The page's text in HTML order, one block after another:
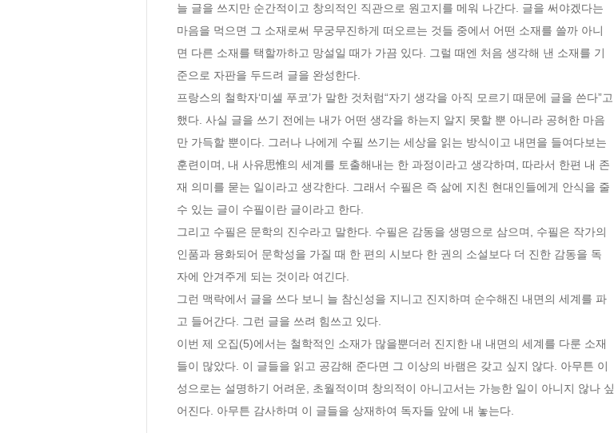
늘 글을 쓰지만 순간적이고 창의적인 직관으로 원고지를 메워 나간다. 글을 써야겠다는
마음을 먹으면 그 소재로써 무궁무진하게 떠오르는 것들 중에서 어떤 소재를 쓸까 아니
면 다른 소재를 택할까하고 망설일 때가 가끔 있다. 그럴 때엔 처음 생각해 낸 소재를 기
준으로 자판을 두드려 글을 완성한다.
프랑스의 철학자‘미셀 푸코’가 말한 것처럼“자기 생각을 아직 모르기 때문에 글을 쓴다”고
했다. 사실 글을 쓰기 전에는 내가 어떤 생각을 하는지 알지 못할 뿐 아니라 공허한 마음
만 가득할 뿐이다. 그러나 나에게 수필 쓰기는 세상을 읽는 방식이고 내면을 들여다보는
훈련이며, 내 사유思惟의 세계를 토출해내는 한 과정이라고 생각하며, 따라서 한편 내 존
재 의미를 묻는 일이라고 생각한다. 그래서 수필은 즉 삶에 지친 현대인들에게 안식을 줄
수 있는 글이 수필이란 글이라고 한다.
그리고 수필은 문학의 진수라고 말한다. 수필은 감동을 생명으로 삼으며, 수필은 작가의
인품과 융화되어 문학성을 가질 때 한 편의 시보다 한 권의 소설보다 더 진한 감동을 독
자에 안겨주게 되는 것이라 여긴다.
그런 맥락에서 글을 쓰다 보니 늘 참신성을 지니고 진지하며 순수해진 내면의 세계를 파
고 들어간다. 그런 글을 쓰려 힘쓰고 있다.
이번 제 오집(5)에서는 철학적인 소재가 많을뿐더러 진지한 내 내면의 세계를 다룬 소재
들이 많았다. 이 글들을 읽고 공감해 준다면 그 이상의 바램은 갖고 싶지 않다. 아무튼 이
성으로는 설명하기 어려운, 초월적이며 창의적이 아니고서는 가능한 일이 아니지 않나 싶
어진다. 아무튼 감사하며 이 글들을 상재하여 독자들 앞에 내 놓는다.